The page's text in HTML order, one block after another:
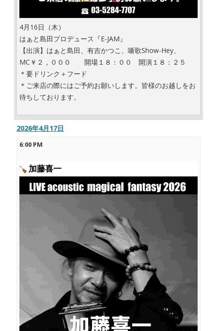
4月16日（木）
はぁと島田プロデュース『E-JAM』
【出演】はぁと島田、有吉かつこ、噺歌Show-Hey、
MC￥２，０００ 開場１８：００ 開演１８：２５
＊要ドリンク＋フード
＊ご来店の際にはご予約お願いします。皆様のお越しをお
待ちしております。
2026年4月17日
6:00 PM
加藤喜一